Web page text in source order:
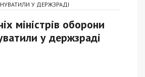
У ДЕРЖЗРАДІ
міністрів оборони
у держзраді